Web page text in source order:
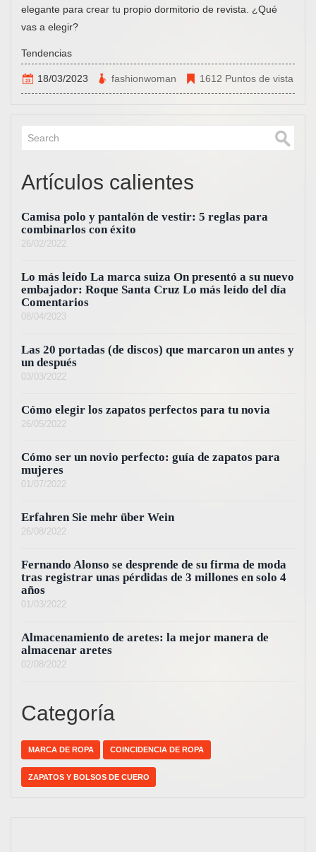
elegante para crear tu propio dormitorio de revista. ¿Qué
vas a elegir?
Tendencias
18/03/2023 fashionwoman 1612 Puntos de vista
Artículos calientes
Camisa polo y pantalón de vestir: 5 reglas para
combinarlos con éxito
26/02/2022
Lo más leído La marca suiza On presentó a su nuevo
embajador: Roque Santa Cruz Lo más leído del día
Comentarios
08/04/2023
Las 20 portadas (de discos) que marcaron un antes y
un después
03/03/2022
Cómo elegir los zapatos perfectos para tu novia
26/05/2022
Cómo ser un novio perfecto: guía de zapatos para
mujeres
01/07/2022
Erfahren Sie mehr über Wein
26/08/2022
Fernando Alonso se desprende de su firma de moda
tras registrar unas pérdidas de 3 millones en solo 4
años
01/03/2022
Almacenamiento de aretes: la mejor manera de
almacenar aretes
02/08/2022
Categoría
MARCA DE ROPA COINCIDENCIA DE ROPA
ZAPATOS Y BOLSOS DE CUERO